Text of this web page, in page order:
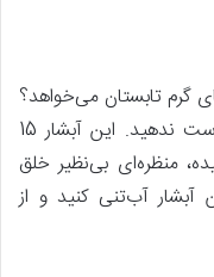
گرم تابستان می‌خواهد؟
پس آبشار ویسادار در رضوانشهر را از دست ندهید. این آبشار 15
منظره‌ای بی‌نظیر خلق
آب‌تنی کنید و از